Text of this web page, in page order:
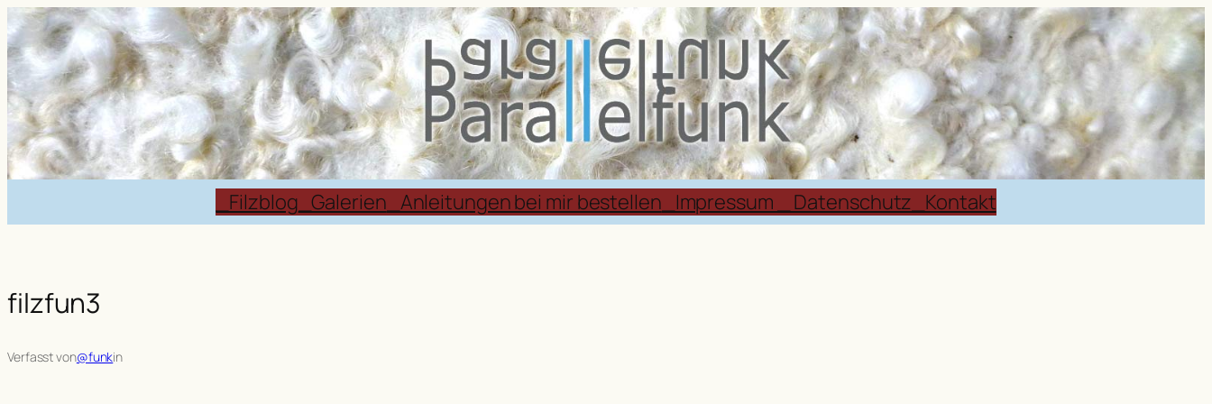
Zum
Inhalt
springen
_Filzblog _Galerien _Anleitungen bei mir bestellen _Impressum _ Datenschutz_Kontakt
filzfun3
Verfasst von@funkin